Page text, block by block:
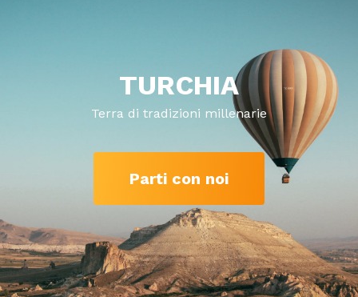
TURCHIA
Terra di tradizioni millenarie
Parti con noi